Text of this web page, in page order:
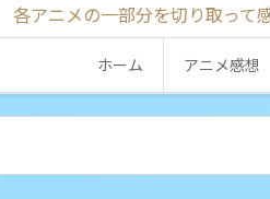
各アニメの一部分を切り取って
ホーム アニメ感想